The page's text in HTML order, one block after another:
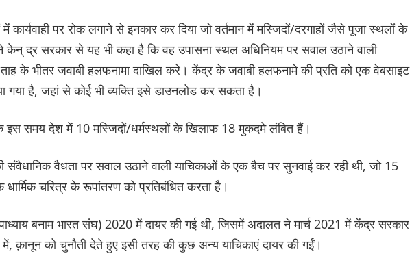
कार्यवाही पर रोक लगाने से इनकार कर दिया जो वर्तमान में मस्जिदों/दरगाहों जैसे पूजा स्थलों के
द्र सरकार से यह भी कहा है कि वह उपासना स्थल अधिनियम पर सवाल उठाने वाली
के भीतर जवाबी हलफनामा दाखिल करे। केंद्र के जवाबी हलफनामे की प्रति को एक वेबसाइट
गया है, जहां से कोई भी व्यक्ति इसे डाउनलोड कर सकता है।
इस समय देश में 10 मस्जिदों/धर्मस्थलों के खिलाफ 18 मुकदमे लंबित हैं।
वैधता पर सवाल उठाने वाली याचिकाओं के एक बैच पर सुनवाई कर रही थी, जो 15
चरित्र के रूपांतरण को प्रतिबंधित करता है।
बनाम भारत संघ) 2020 में दायर की गई थी, जिसमें अदालत ने मार्च 2021 में केंद्र सरकार
में, क़ानून को चुनौती देते हुए इसी तरह की कुछ अन्य याचिकाएं दायर की गईं।